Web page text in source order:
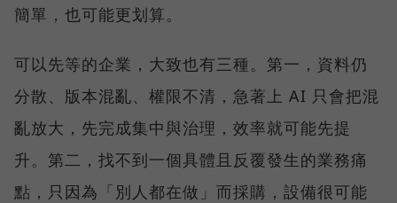
簡單，也可能更划算。
可以先等的企業，大致也有三種。第一，資料仍
分散、版本混亂、權限不清，急著上 AI 只會把混
亂放大，先完成集中與治理，效率就可能先提
升。第二，找不到一個具體且反覆發生的業務痛
點，只因為「別人都在做」而採購，設備很可能